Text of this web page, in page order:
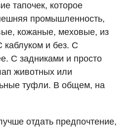
тапочек, которое
промышленность,
кожаные, меховые, из
каблуком и без. С
С задниками и просто
животных или
туфли. В общем, на
отдать предпочтение,